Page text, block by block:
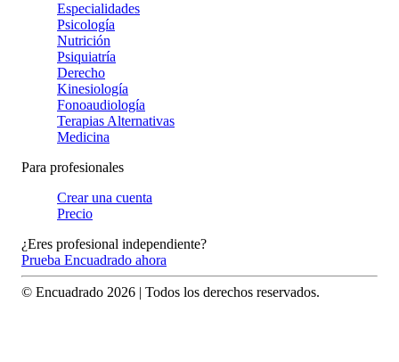
Especialidades
Psicología
Nutrición
Psiquiatría
Derecho
Kinesiología
Fonoaudiología
Terapias Alternativas
Medicina
Para profesionales
Crear una cuenta
Precio
¿Eres profesional independiente?
Prueba Encuadrado ahora
© Encuadrado 2026 | Todos los derechos reservados.